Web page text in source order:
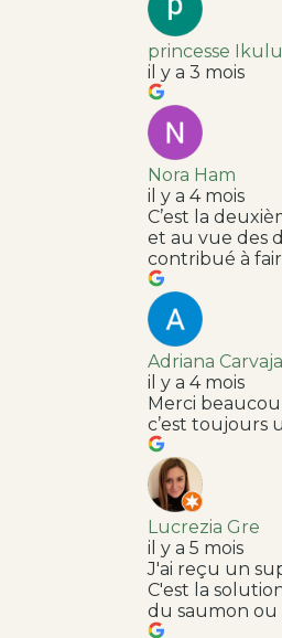
princesse Ikulu
il y a 3 mois
Nora Ham
il y a 4 mois
C’est la
et au vue des
contribué à
Adriana Carvajal
il y a 4 mois
Merci
c’est toujours
Lucrezia Gre
il y a 5 mois
J'ai reçu un
C'est la
du saumon ou